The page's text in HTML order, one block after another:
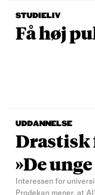
STUDIELIV
Få høj
UDDANNELSE
Drastisk
»De
Interessen for
Prodekan mener, at